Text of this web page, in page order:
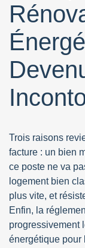
Trois raisons
facture : un bien
ce poste ne va
logement bien
plus vite, et
Enfin, la
progressivement
énergétique pour